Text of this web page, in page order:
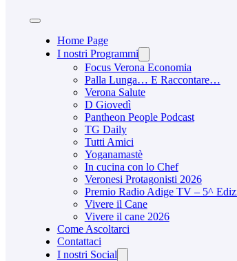
Home Page
I nostri Programmi
Focus Verona Economia
Palla Lunga… E Raccontare…
Verona Salute
D Giovedì
Pantheon People Podcast
TG Daily
Tutti Amici
Yoganamastè
In cucina con lo Chef
Veronesi Protagonisti 2026
Premio Radio Adige TV – 5^
Vivere il Cane
Vivere il cane 2026
Come Ascoltarci
Contattaci
I nostri Social